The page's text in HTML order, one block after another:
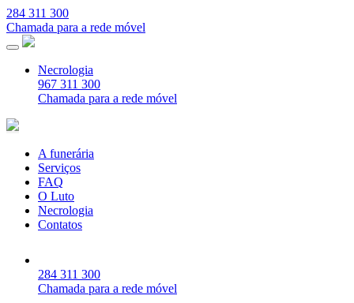
284 311 300
Chamada para a rede móvel
Necrologia
967 311 300
Chamada para a rede móvel
A funerária
Serviços
FAQ
O Luto
Necrologia
Contatos
284 311 300
Chamada para a rede móvel